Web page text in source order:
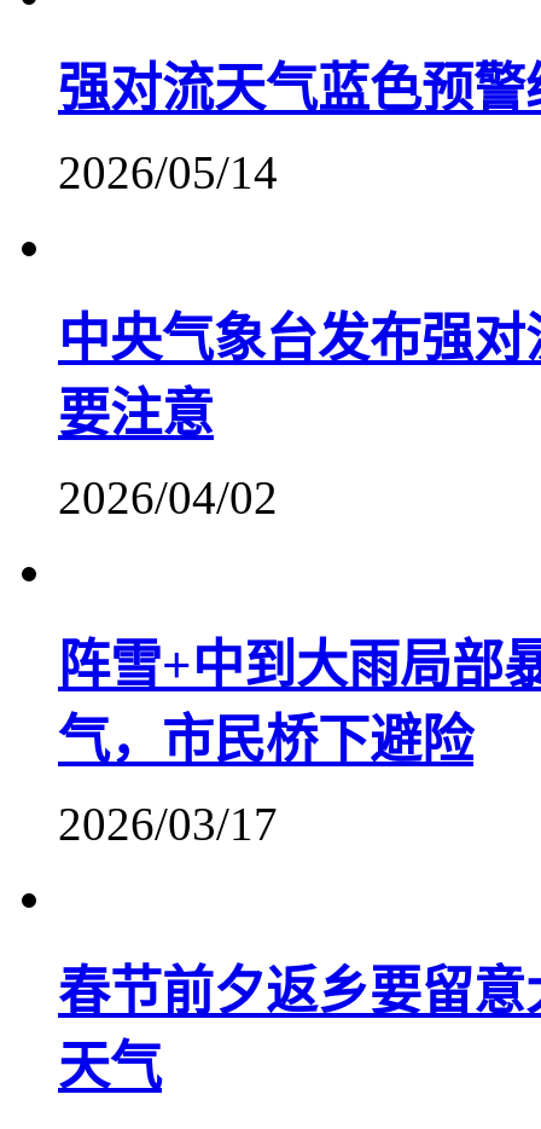
强对流天气蓝色预
2026/05/14
中央气象台发布强
要注意
2026/04/02
阵雪+中到大雨局部
气，市民桥下避险
2026/03/17
春节前夕返乡要留
天气